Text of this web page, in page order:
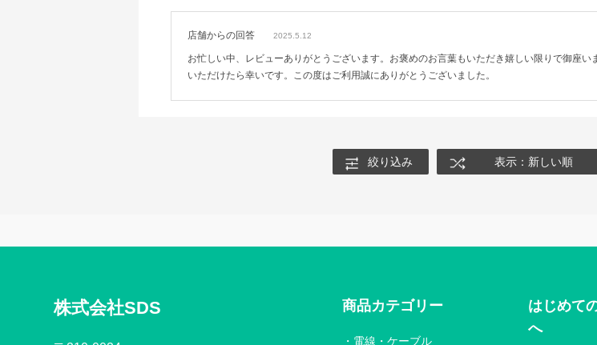
店舗からの回答 2025.5.12
お忙しい中、レビューありがとうございます。お褒めのお言葉もいただき嬉しい限りで御座
いただけたら幸いです。この度はご利用誠にありがとうございました。
絞り込み 表示：新しい順
株式会社SDS 商品カテゴリー
電線・ケーブル
はじめて
へ